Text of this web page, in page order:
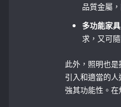
品質金屬
多功能家
求，又可
此外，照明也
引入和適當的
強其功能性。在